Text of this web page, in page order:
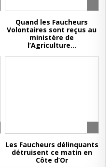
Quand les Faucheurs
Volontaires sont reçus au
ministère de
l’Agriculture…
Les Faucheurs délinquants
détruisent ce matin en
Côte d’Or